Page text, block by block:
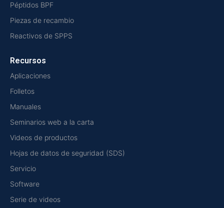
Péptidos BPF
Piezas de recambio
Reactivos de SPPS
Recursos
Aplicaciones
Folletos
Manuales
Seminarios web a la carta
Videos de productos
Hojas de datos de seguridad (SDS)
Servicio
Software
Serie de videos